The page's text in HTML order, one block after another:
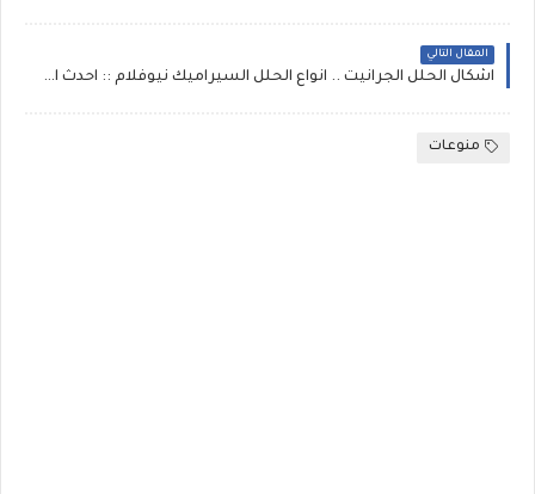
المقال التالي
اشكال الحلل الجرانيت .. انواع الحلل السيراميك نيوفلام :: احدث اسعار الحلل السيراميك نوفال ~ اسعار حلل واوانى الطهى والطبيخ
منوعات